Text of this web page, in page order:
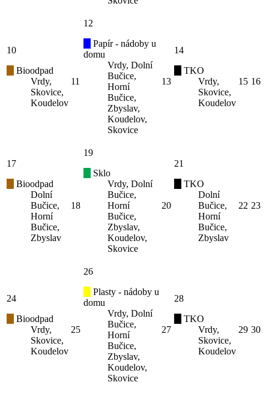
10
Bioodpad
Vrdy,
Skovice,
Koudelov
11
12
Papír - nádoby u
domu
Vrdy, Dolní
Bučice,
Horní
Bučice,
Zbyslav,
Koudelov,
Skovice
13
14
TKO
Vrdy,
Skovice,
Koudelov
15 16
17
Bioodpad
Dolní
Bučice,
Horní
Bučice,
Zbyslav
18
19
Sklo
Vrdy, Dolní
Bučice,
Horní
Bučice,
Zbyslav,
Koudelov,
Skovice
20
21
TKO
Dolní
Bučice,
Horní
Bučice,
Zbyslav
22 23
24
Bioodpad
Vrdy,
Skovice,
Koudelov
25
26
Plasty - nádoby u
domu
Vrdy, Dolní
Bučice,
Horní
Bučice,
Zbyslav,
Koudelov,
Skovice
27
28
TKO
Vrdy,
Skovice,
Koudelov
29 30